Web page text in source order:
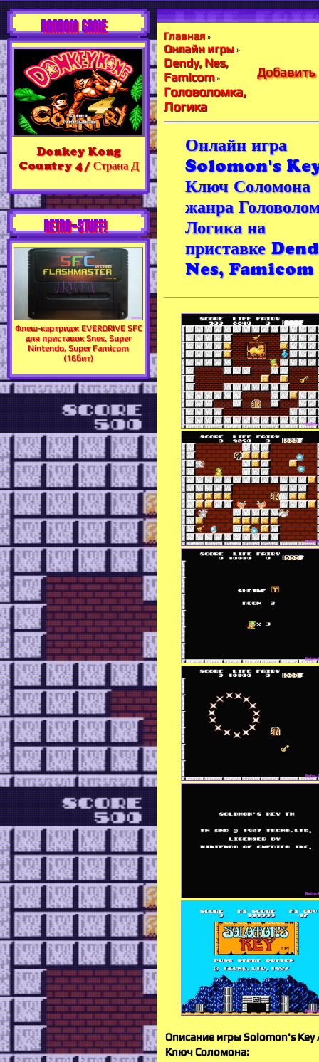
RANDOM GAME
Donkey Kong
Country 4 / Страна Д
RETRO-STUFF!
Флеш-картридж EVERDRIVE SFC
для приставок Snes, Super
Nintendo, Super Famicom
(16бит)
Главная »
Онлайн игры »
Dendy, Nes,
Famicom»
Головоломка,
Логика
Добавить
Онлайн игра
Solomon's
Ключ Соломона
жанра
Логика на
приставке
Nes, Famicom
Описание игры Solomon's Key
Ключ Соломона: